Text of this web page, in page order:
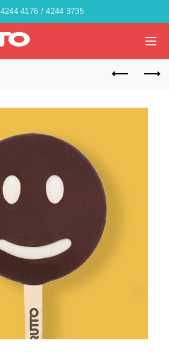
4244 4176 / 4244 3735